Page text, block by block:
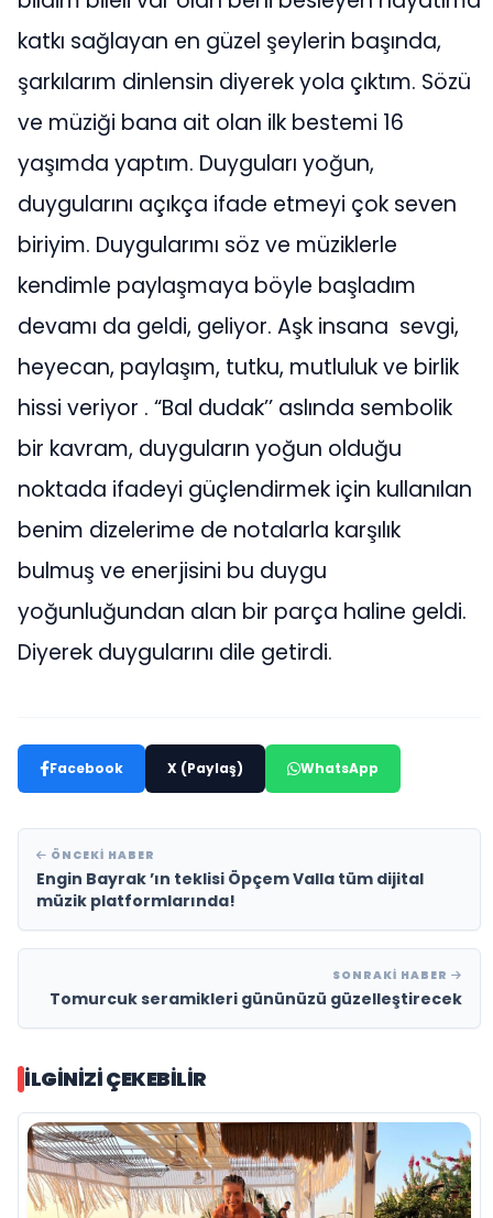
katkı sağlayan en güzel şeylerin başında,
şarkılarım dinlensin diyerek yola çıktım. Sözü
ve müziği bana ait olan ilk bestemi 16
yaşımda yaptım. Duyguları yoğun,
duygularını açıkça ifade etmeyi çok seven
biriyim. Duygularımı söz ve müziklerle
kendimle paylaşmaya böyle başladım
devamı da geldi, geliyor. Aşk insana sevgi,
heyecan, paylaşım, tutku, mutluluk ve birlik
hissi veriyor . “Bal dudak’’ aslında sembolik
bir kavram, duyguların yoğun olduğu
noktada ifadeyi güçlendirmek için kullanılan
benim dizelerime de notalarla karşılık
bulmuş ve enerjisini bu duygu
yoğunluğundan alan bir parça haline geldi.
Diyerek duygularını dile getirdi.
Facebook X (Paylaş) WhatsApp
ÖNCEKI HABER
Engin Bayrak ’ın teklisi Öpçem Valla tüm dijital
müzik platformlarında!
SONRAKI HABER
Tomurcuk seramikleri gününüzü güzelleştirecek
İLGINIZI ÇEKEBILIR